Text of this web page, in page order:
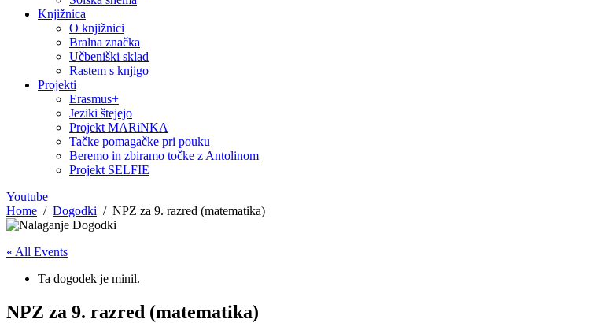
Knjižnica
O knjižnici
Bralna značka
Učbeniški sklad
Rastem s knjigo
Projekti
Erasmus+
Jeziki štejejo
Projekt MARiNKA
Tačke pomagačke pri pouku
Beremo in zbiramo točke z Antolinom
Projekt SELFIE
Youtube
Home
Dogodki NPZ za 9. razred (matematika)
« All Events
Ta dogodek je minil.
NPZ za 9. razred (matematika)